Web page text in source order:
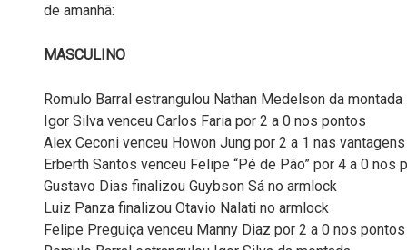
de amanhã:
MASCULINO
Romulo Barral estrangulou Nathan Medelson da montada
Igor Silva venceu Carlos Faria por 2 a 0 nos pontos
Alex Ceconi venceu Howon Jung por 2 a 1 nas vantagens
Erberth Santos venceu Felipe “Pé de Pão” por 4 a 0 nos
Gustavo Dias finalizou Guybson Sá no armlock
Luiz Panza finalizou Otavio Nalati no armlock
Felipe Preguiça venceu Manny Diaz por 2 a 0 nos pontos